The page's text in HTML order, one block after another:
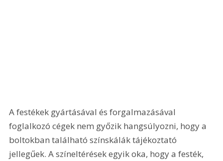
A festékek gyártásával és forgalmazásával
foglalkozó cégek nem győzik hangsúlyozni, hogy a
boltokban található színskálák tájékoztató
jellegűek. A színeltérések egyik oka, hogy a festék,